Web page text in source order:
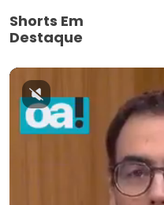
Shorts Em
Destaque